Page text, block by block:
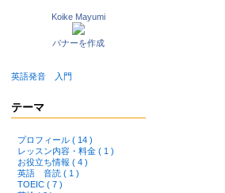
Koike Mayumi
バナーを作成
英語発音 入門
テーマ
プロフィール ( 14 )
レッスン内容・料金 ( 1 )
お役立ち情報 ( 4 )
英語 音読 ( 1 )
TOEIC ( 7 )